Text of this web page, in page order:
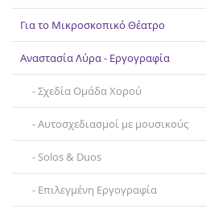
Για το Μικροσκοπικό Θέατρο
Αναστασία Λύρα - Εργογραφία
Σχεδία Ομάδα Χορού
Αυτοσχεδιασμοί με μουσικούς
Solos & Duos
Επιλεγμένη Εργογραφία